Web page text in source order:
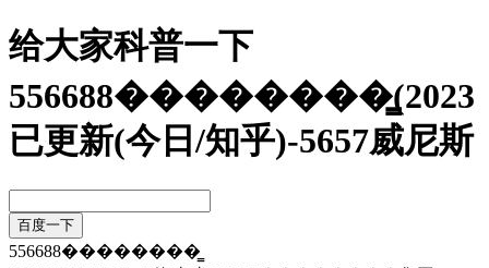
给大家科普一下
556688��������̳(2023
已更新(今日/知乎)-5657威尼斯
556688��������̳